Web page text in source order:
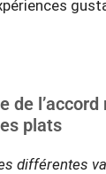
de
plats
différentes